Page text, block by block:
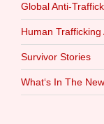
Global Anti-
Human Trafficking
Survivor Stories
What‘s In The